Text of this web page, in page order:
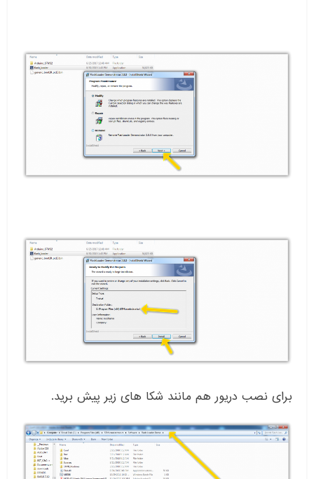
برای نصب دریور هم مانند شکا های زیر پیش برید.